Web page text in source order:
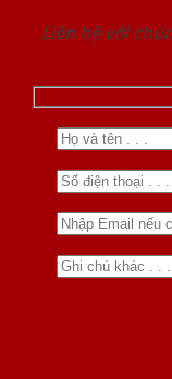
Liên hệ với